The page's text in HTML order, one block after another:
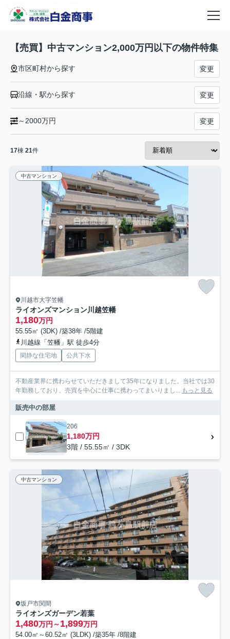
【売買】中古マンション2,000万円以下の物件特集
市区町村から探す 変更
沿線・駅から探す 変更
～2000万円 変更
17棟 21件
中古マンション
川越市大字笠幡
ライオンズマンション川越笠幡
1,180万円
55.55㎡ (3DK) /築38年 /5階建
川越線「笠幡」駅 徒歩4分
閑静な住宅地 公共下水
不動産業界に携わらせていただきまして35年になりました。当社では30
年勤務しており、売買を中心に仕事に携わってまいりまし...
もっと見る
販売中の部屋
206
1,180万円
3階 / 55.55㎡ / 3DK
中古マンション
坂戸市関間
ライオンズガーデン若葉
1,480万円～1,899万円
54.00㎡～60.52㎡ (3LDK) /築35年 /8階建